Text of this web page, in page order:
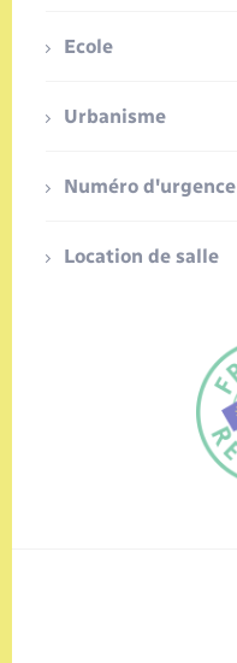
Ecole
Urbanisme
Numéro d'urgence
Location de salle